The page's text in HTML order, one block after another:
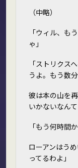
（中略）
「ウィル、も
ゃ」
「ストリクス
うよ。もう数
彼は本の山を
いかないなん
「もう何時間か
ローアンはう
ってるわよ」